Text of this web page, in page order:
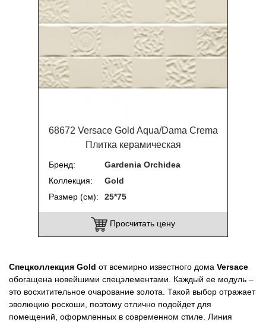
68672 Versace Gold Aqua/Dama Crema
Плитка керамическая
Бренд
Gardenia Orchidea
Коллекция
Gold
Размер (см)
25*75
Просчитать цену
Спецколлекция Gold от всемирно известного дома Versace
обогащена новейшими спецэлементами. Каждый ее модуль –
это восхитительное очарование золота. Такой выбор отражает
эволюцию роскоши, поэтому отлично подойдет для
помещений, оформленных в современном стиле. Линия